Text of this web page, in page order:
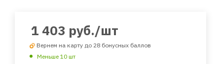
1 403 руб./шт
Вернем на карту до 28 бонусных баллов
Меньше 10 шт